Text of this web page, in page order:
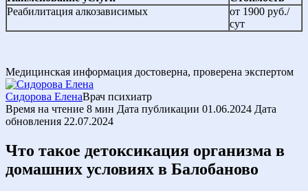
Реабилитация алкозависимых
от 1900 руб./
сут
Медицинская информация достоверна, проверена экспертом
Сидорова ЕленаВрач психиатр
Время на чтение 8 мин Дата публикации 01.06.2024 Дата
обновления 22.07.2024
Что такое детоксикация организма в
домашних условиях в Балобаново